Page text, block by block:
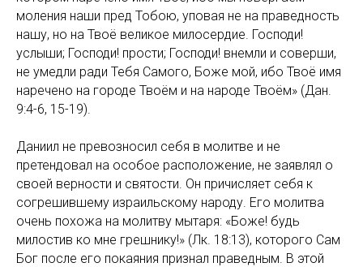
моления наши пред Тобою, уповая не на праведность
нашу, но на Твоё великое милосердие. Господи!
услыши; Господи! прости; Господи! внемли и соверши,
не умедли ради Тебя Самого, Боже мой, ибо Твоё имя
наречено на городе Твоём и на народе Твоём» (Дан.
9:4-6, 15-19).
Даниил не превозносил себя в молитве и не
претендовал на особое расположение, не заявлял о
своей верности и святости. Он причисляет себя к
согрешившему израильскому народу. Его молитва
очень похожа на молитву мытаря: «Боже! будь
милостив ко мне грешнику!» (Лк. 18:13), которого Сам
Бог после его покаяния признал праведным. В этой